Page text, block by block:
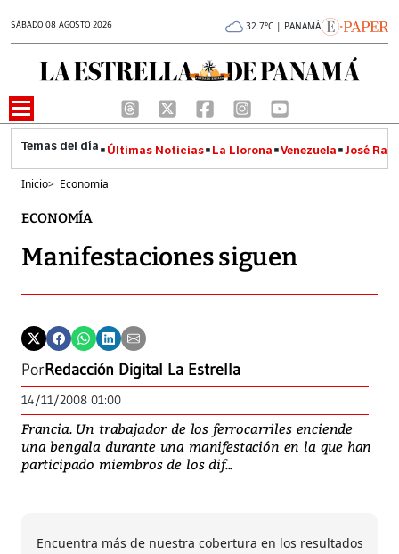
SÁBADO 08 AGOSTO 2026 32.7°C | PANAMÁ
Últimas Noticias La Llorona Venezuela José
Inicio> Economía
ECONOMÍA
Manifestaciones siguen
PorRedacción Digital La Estrella
14/11/2008 01:00
Francia. Un trabajador de los ferrocarriles enciende
una bengala durante una manifestación en la que han
participado miembros de los dif...
Encuentra más de nuestra cobertura en los resultados